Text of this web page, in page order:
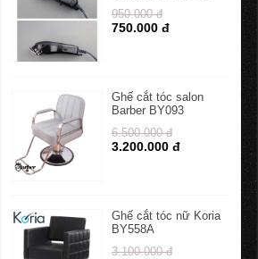
950.000 đ
750.000 đ
Ghế cắt tóc salon
Barber BY093
6.500.000 đ
3.200.000 đ
Ghế cắt tóc nữ Koria
BY558A
3.100.000 đ